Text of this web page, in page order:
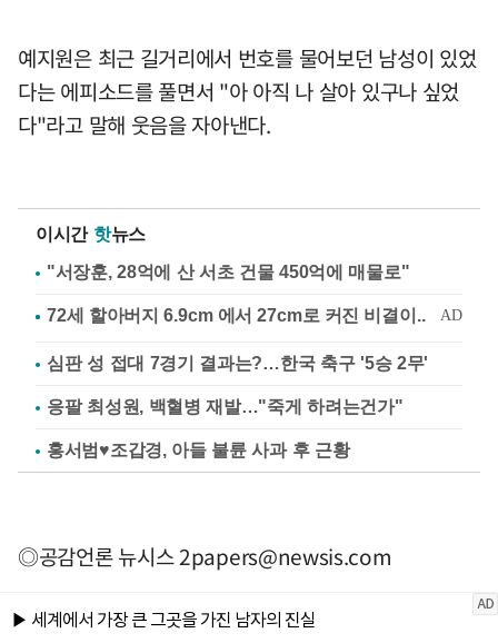
예지원은 최근 길거리에서 번호를 물어보던 남성이 있었
다는 에피소드를 풀면서 "아 아직 나 살아 있구나 싶었
다"라고 말해 웃음을 자아낸다.
이시간 핫뉴스
"서장훈, 28억에 산 서초 건물 450억에 매물로"
심판 성 접대 7경기 결과는?…한국 축구 '5승 2무'
응팔 최성원, 백혈병 재발…"죽게 하려는건가"
홍서범♥조갑경, 아들 불륜 사과 후 근황
◎공감언론 뉴시스2papers@newsis.com